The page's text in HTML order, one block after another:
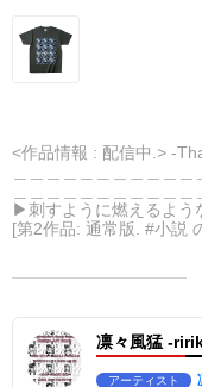
<作品情報 : 配信中.> -
▶︎刺すように燃えるよう
[第2作品: 通常版. #小説
日本語版: https://
英語版: https://
＿＿＿＿＿＿＿＿＿＿
▶︎求めない惑星 [小説/ #
第2作品の章: “刺すよう
小説家の遺作]を絵本化。
凛々風猛 -
アーティスト